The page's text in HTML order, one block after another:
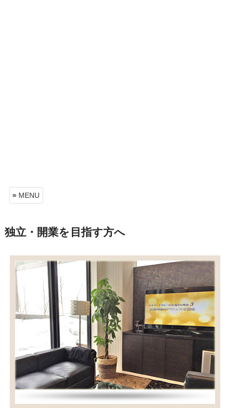
≡ MENU
独立・開業を目指す方へ